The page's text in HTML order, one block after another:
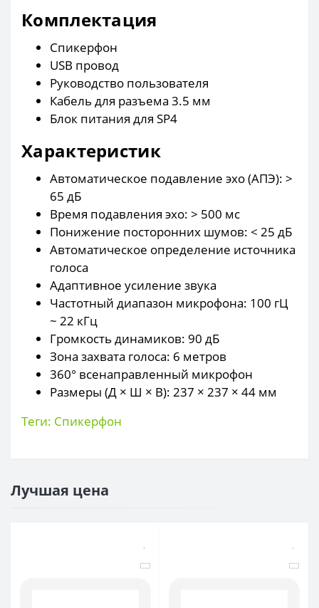
Комплектация
Спикерфон
USB провод
Руководство пользователя
Кабель для разъема 3.5 мм
Блок питания для SP4
Характеристик
Автоматическое подавление эхо (АПЭ): >
65 дБ
Время подавления эхо: > 500 мс
Понижение посторонних шумов: < 25 дБ
Автоматическое определение источника
голоса
Адаптивное усиление звука
Частотный диапазон микрофона: 100 гЦ
~ 22 кГц
Громкость динамиков: 90 дБ
Зона захвата голоса: 6 метров
360° всенаправленный микрофон
Размеры (Д × Ш × В): 237 × 237 × 44 мм
Теги: Спикерфон
Лучшая цена